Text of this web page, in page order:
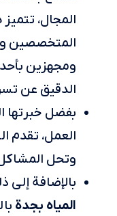
المجال،
المتخصصين
ومجهزين
الدقيق عن
بفضل خبرتها
العمل، تقدم
وتحل
بالإضافة إلى
المياه بجدة